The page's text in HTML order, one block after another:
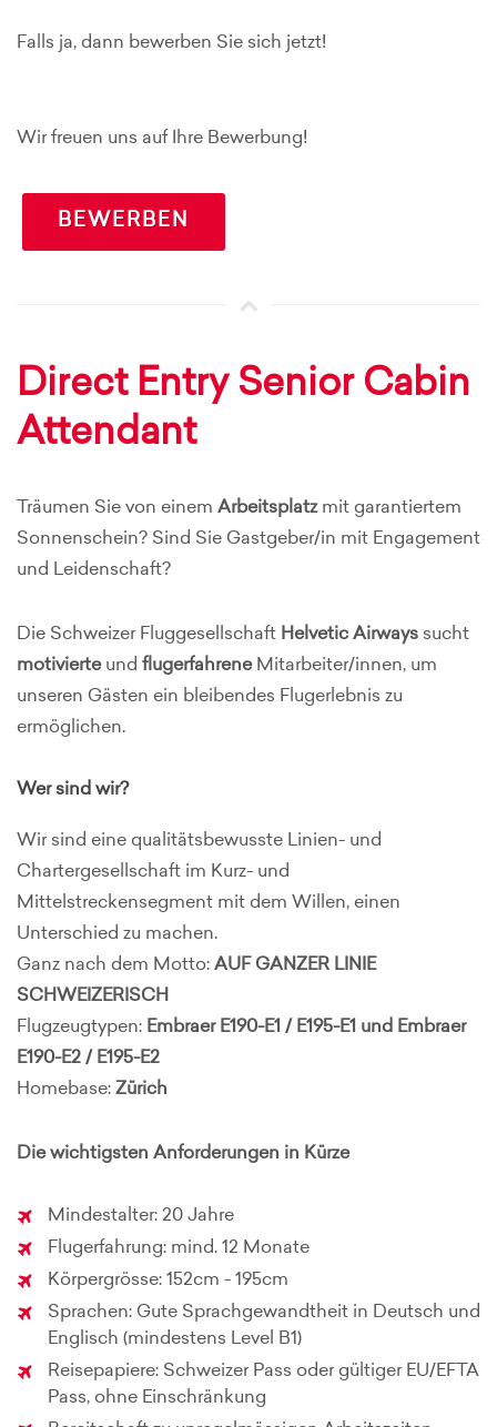
Falls ja, dann bewerben Sie sich jetzt!
Wir freuen uns auf Ihre Bewerbung!
BEWERBEN
Direct Entry Senior Cabin
Attendant
Träumen Sie von einem Arbeitsplatz mit garantiertem
Sonnenschein? Sind Sie Gastgeber/in mit Engagement
und Leidenschaft?
Die Schweizer Fluggesellschaft Helvetic Airways sucht
motivierte und flugerfahrene Mitarbeiter/innen, um
unseren Gästen ein bleibendes Flugerlebnis zu
ermöglichen.
Wer sind wir?
Wir sind eine qualitätsbewusste Linien- und
Chartergesellschaft im Kurz- und
Mittelstreckensegment mit dem Willen, einen
Unterschied zu machen.
Ganz nach dem Motto: AUF GANZER LINIE
SCHWEIZERISCH
Flugzeugtypen: Embraer E190-E1 / E195-E1 und Embraer
E190-E2 / E195-E2
Homebase: Zürich
Die wichtigsten Anforderungen in Kürze
Mindestalter: 20 Jahre
Flugerfahrung: mind. 12 Monate
Körpergrösse: 152cm - 195cm
Sprachen: Gute Sprachgewandtheit in Deutsch und
Englisch (mindestens Level B1)
Reisepapiere: Schweizer Pass oder gültiger EU/EFTA
Pass, ohne Einschränkung